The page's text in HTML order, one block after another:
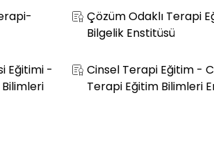
Çözüm Odaklı Terapi
Bilgelik Enstitüsü
Eğitimi -
Cinsel Terapi Eğitim -
Terapi Eğitim Bilimleri